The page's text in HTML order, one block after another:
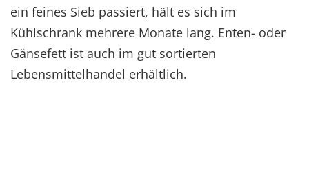
ein feines Sieb passiert, hält es sich im
Kühlschrank mehrere Monate lang. Enten- oder
Gänsefett ist auch im gut sortierten
Lebensmittelhandel erhältlich.